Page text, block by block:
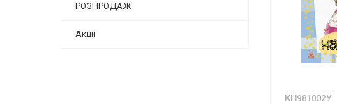
РОЗПРОДАЖ
Акції
КН981002У